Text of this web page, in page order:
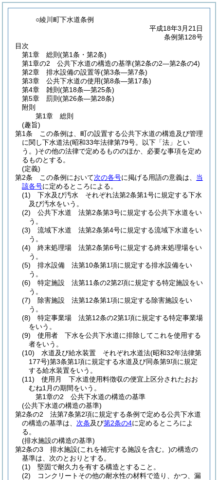
○綾川町下水道条例
平成18年3月21日
条例第128号
目次
第1章
総則 (第1条・第2条)
第1章の2
公共下水道の構造の基準(第2条の2―第2条の4)
第2章
排水設備の設置等(第3条―第7条)
第3章
公共下水道の使用(第8条―第17条)
第4章
雑則 (第18条―第25条)
第5章
罰則 (第26条―第28条)
附則
第1章
総則
(趣旨)
第1条
この条例は、町の設置する公共下水道の構造及び管理
に関し下水道法(昭和33年法律第79号。以下「法」とい
う。)その他の法律で定めるもののほか、必要な事項を定め
るものとする。
(定義)
第2条
この条例において次の各号に掲げる用語の意義は、 当
該各号に定めるところによる。
(1)
下水及び汚水 それぞれ法第2条第1号に規定する下水
及び汚水をいう。
(2)
公共下水道 法第2条第3号に規定する公共下水道をい
う。
(3)
流域下水道 法第2条第4号に規定する流域下水道をい
う。
(4)
終末処理場 法第2条第6号に規定する終末処理場をい
う。
(5)
排水設備 法第10条第1項に規定する排水設備をい
う。
(6)
特定施設 法第11条の2第2項に規定する特定施設をい
う。
(7)
除害施設 法第12条第1項に規定する除害施設をい
う。
(8)
特定事業場 法第12条の2第1項に規定する特定事業場
をいう。
(9)
使用者 下水を公共下水道に排除してこれを使用する
者をいう。
(10)
水道及び給水装置 それぞれ水道法(昭和32年法律第
177号)第3条第1項に規定する水道及び同条第9項に規定
する給水装置をいう。
(11)
使用月 下水道使用料徴収の便宜上区分されたおお
むね1月の期間をいう。
第1章の2
公共下水道の構造の基準
(公共下水道の構造の基準)
第2条の2
法第7条第2項に規定する条例で定める公共下水道
の構造の基準は、 次条及び第2条の4に定めるところによ
る。
(排水施設の構造の基準)
第2条の3
排水施設(これを補完する施設を含む。)の構造の
基準は、次のとおりとする。
(1)
堅固で耐久力を有する構造とすること。
(2)
コンクリートその他の耐水性の材料で造り、かつ、漏